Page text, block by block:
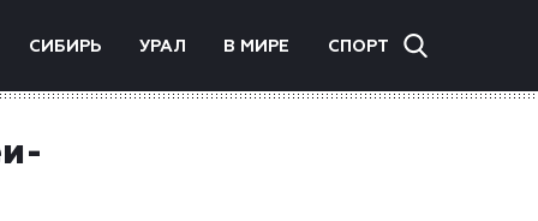
СИБИРЬ УРАЛ В МИРЕ СПОРТ